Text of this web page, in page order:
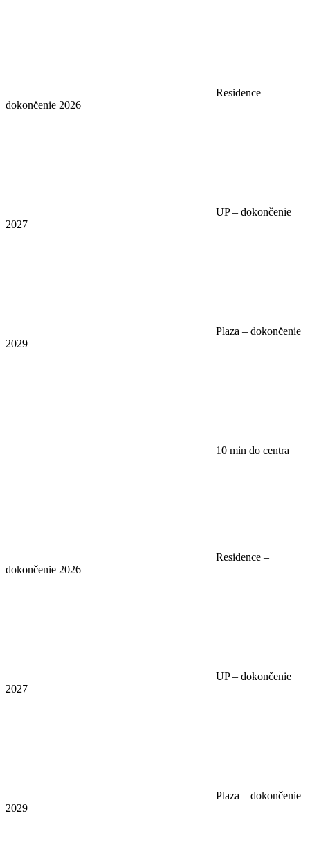
Residence –
dokončenie 2026
UP – dokončenie
2027
Plaza – dokončenie
2029
10 min do centra
Residence –
dokončenie 2026
UP – dokončenie
2027
Plaza – dokončenie
2029